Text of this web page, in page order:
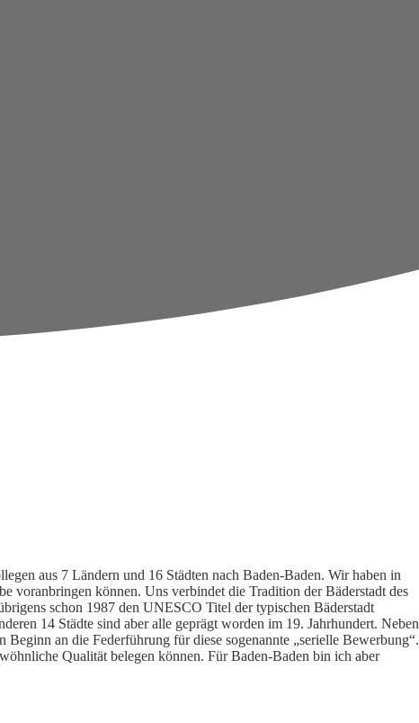
aus 7 Ländern und 16 Städten nach Baden-Baden. Wir haben in
voranbringen können. Uns verbindet die Tradition der Bäderstadt des
schon 1987 den UNESCO Titel der typischen Bäderstadt
14 Städte sind aber alle geprägt worden im 19. Jahrhundert. Neben
an die Federführung für diese sogenannte „serielle Bewerbung“.
Qualität belegen können. Für Baden-Baden bin ich aber